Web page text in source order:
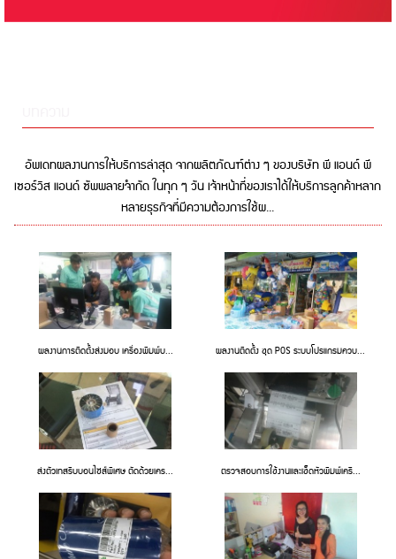
อัพเดทผลงานการให้บริการล่าสุด จากผลิตภัณฑ์ต่าง ๆ ของบริษัท พี แอนด์ พี
เซอร์วิส แอนด์ ซัพพลายจำกัด ในทุก ๆ วัน เจ้าหน้าที่ของเราได้ให้บริการลูกค้าหลาก
หลายธุรกิจที่มีความต้องการใช้ผ...
ผลงานการติดตั้งส่งมอบ เครื่องพิมพ์บ... ผลงานติดตั้ง ชุด POS ระบบโปรแกรมควบ...
ส่งตัวเทสริบบอนไซส์พิเศษ ตัดด้วยเคร... ตรวจสอบการใช้งานและเช็ดหัวพิมพ์เครื...